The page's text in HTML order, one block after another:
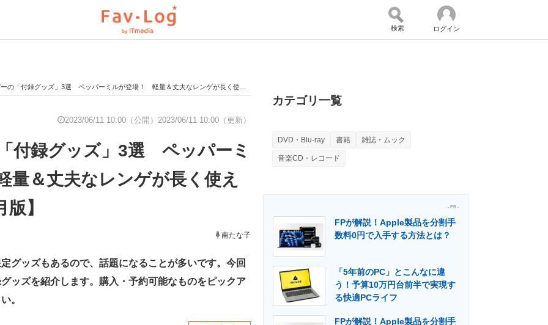
来を見通す スマホと通信の最新トレンド 進化するPCとデバイスの未来
まが分かる 企業ITのトレンドを詳説 経営リーダーのコミュニティ
の総合サイト
クス専門サイト 電子設計の基本と応用 エネルギーの専門メディア
検索 ログイン
「付録グッズ」3選 ペッパーミルが登場！ 軽量＆丈夫なレンゲが長く使える【2023年6月版】
2023/06/11 10:00（公開） 2023/06/11 10:00（更新）
付録グッズ」3選 ペッパーミ
＆丈夫なレンゲが長く使え
】
南たな子
グッズもあるので、話題になることが多いです。今回
ッズを紹介します。購入・予約可能なものをピックア
。
カテゴリ一覧
DVD・Blu-ray 書籍 雑誌・ムック
音楽CD・レコード
- PR -
FPが解説！Apple製品を分割手
数料0円で入手する方法とは？
「5年前のPC」とこんなに違
う！予算10万円台前半で実現す
る快適PCライフ
FPが解説！Apple製品を分割手